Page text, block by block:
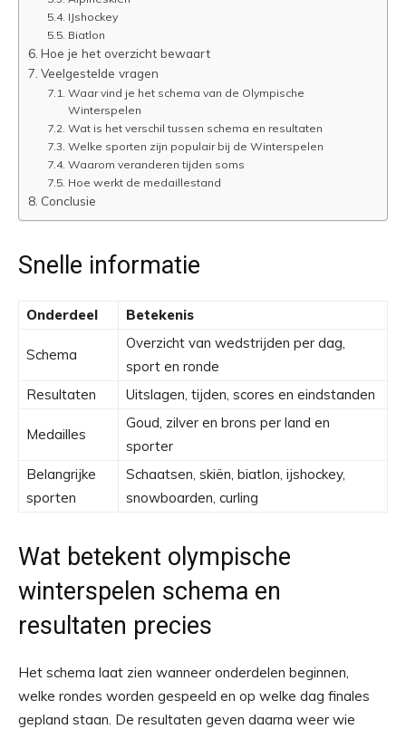
IJshockey
Biatlon
Hoe je het overzicht bewaart
Veelgestelde vragen
Waar vind je het schema van de Olympische
Winterspelen
Wat is het verschil tussen schema en resultaten
Welke sporten zijn populair bij de Winterspelen
Waarom veranderen tijden soms
Hoe werkt de medaillestand
Conclusie
Snelle informatie
Onderdeel Betekenis
Schema
Overzicht van wedstrijden per dag,
sport en ronde
Resultaten
Uitslagen, tijden, scores en eindstanden
Medailles
Goud, zilver en brons per land en
sporter
Belangrijke
sporten
Schaatsen, skiën, biatlon, ijshockey,
snowboarden, curling
Wat betekent olympische
winterspelen schema en
resultaten precies
Het schema laat zien wanneer onderdelen beginnen,
welke rondes worden gespeeld en op welke dag finales
gepland staan. De resultaten geven daarna weer wie